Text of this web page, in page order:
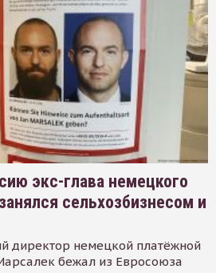
экс-глава немецкого
сельхозбизнесом и
директор немецкой платёжной
бежал из Евросоюза